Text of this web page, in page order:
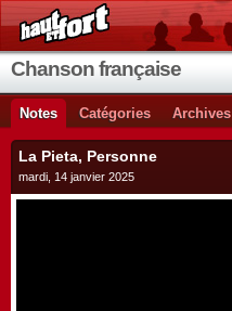
Chanson française
Notes Catégories Archives
La Pieta, Personne
mardi, 14 janvier 2025